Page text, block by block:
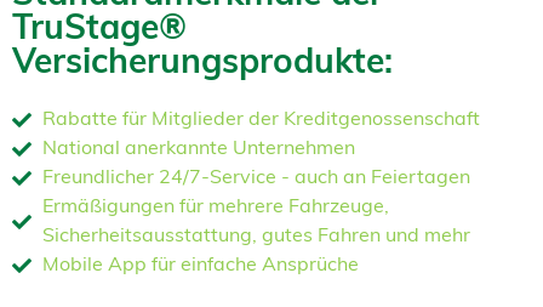
TruStage®
Versicherungsprodukte:
Rabatte für Mitglieder der Kreditgenossenschaft
National anerkannte Unternehmen
Freundlicher 24/7-Service - auch an Feiertagen
Ermäßigungen für mehrere Fahrzeuge,
Sicherheitsausstattung, gutes Fahren und mehr
Mobile App für einfache Ansprüche